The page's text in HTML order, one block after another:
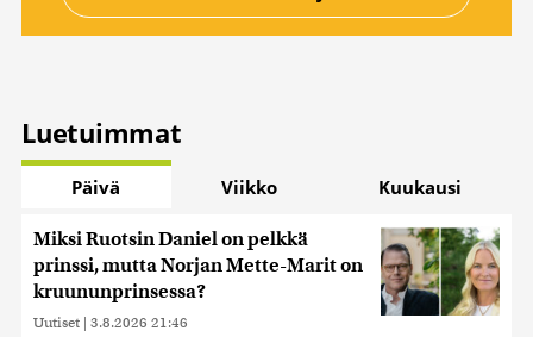
Luetuimmat
Päivä Viikko Kuukausi
Miksi Ruotsin Daniel on pelkkä
prinssi, mutta Norjan Mette-Marit on
kruununprinsessa?
Uutiset | 3.8.2026 21:46